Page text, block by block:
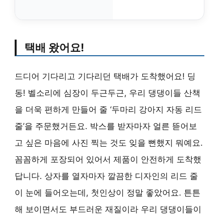
택배 왔어요!
드디어 기다리고 기다리던 택배가 도착했어요! 딩
동! 벨소리에 심장이 두근두근, 우리 댕댕이들 산책
을 더욱 편하게 만들어 줄 ‘두마리 강아지 자동 리드
줄’을 주문했거든요. 박스를 받자마자 얼른 뜯어보
고 싶은 마음에 사진 찍는 것도 잊을 뻔했지 뭐예요.
꼼꼼하게 포장되어 있어서 제품이 안전하게 도착했
답니다. 상자를 열자마자 깔끔한 디자인의 리드 줄
이 눈에 들어오는데, 첫인상이 정말 좋았어요. 튼튼
해 보이면서도 부드러운 재질이라 우리 댕댕이들이